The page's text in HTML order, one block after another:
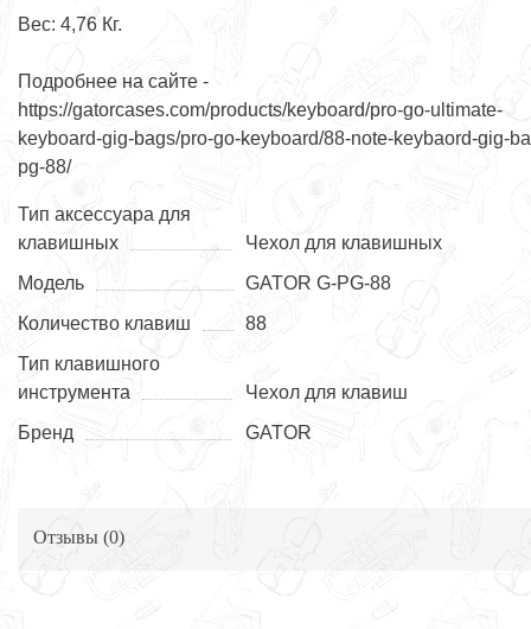
Вес: 4,76 Кг.
Подробнее на сайте -
https://gatorcases.com/products/keyboard/pro-go-ultimate-
keyboard-gig-bags/pro-go-keyboard/88-note-keybaord-gig-
pg-88/
Тип аксессуара для
клавишных
Чехол для клавишных
Модель
GATOR G-PG-88
Количество клавиш
88
Тип клавишного
инструмента
Чехол для клавиш
Бренд
GATOR
Отзывы (0)